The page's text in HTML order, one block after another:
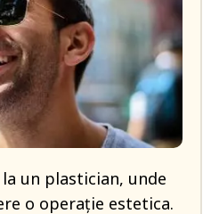
un plastician, unde
o operație estetica.